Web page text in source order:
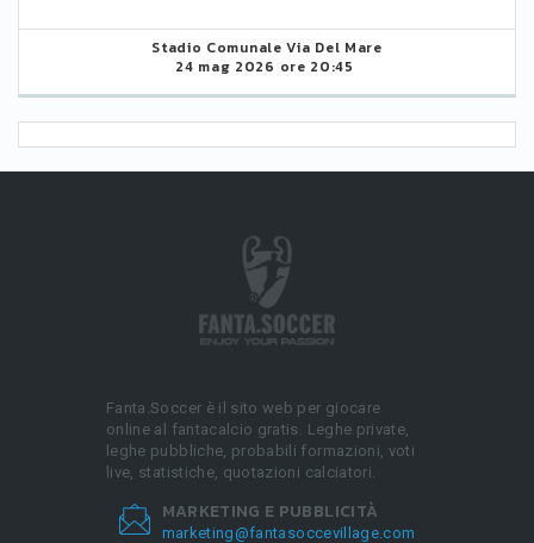
Stadio Comunale Via Del Mare
24 mag 2026 ore 20:45
Fanta.Soccer è il sito web per giocare
online al fantacalcio gratis. Leghe private,
leghe pubbliche, probabili formazioni, voti
live, statistiche, quotazioni calciatori.
MARKETING E PUBBLICITÀ
marketing@fantasoccevillage.com